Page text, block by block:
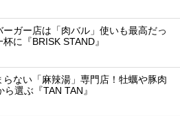
ガー店は「肉バル」使いも最高だっ
に『BRISK STAND』
らない「麻辣湯」専門店！牡蠣や豚肉
選ぶ『TAN TAN』